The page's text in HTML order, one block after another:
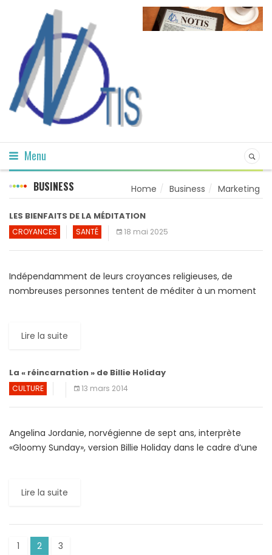
Menu
BUSINESS Home Business Marketing
LES BIENFAITS DE LA MÉDITATION
CROYANCES SANTÉ 18 mai 2025
Indépendamment de leurs croyances religieuses, de
nombreuses personnes tentent de méditer à un moment
Lire la suite
La « réincarnation » de Billie Holiday
CULTURE 13 mars 2014
Angelina Jordanie, norvégienne de sept ans, interprète
«Gloomy Sunday», version Billie Holiday dans le cadre d’une
Lire la suite
1 2 3